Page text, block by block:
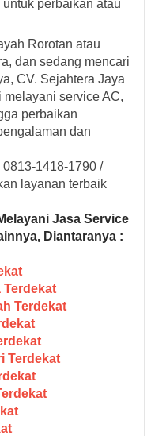
untuk perbaikan atau
Rorotan atau
, dan sedang mencari
CV. Sejahtera Jaya
service AC,
perbaikan
dan
0813-1418-1790 /
layanan terbaik
Jasa Service
Diantaranya :
Terdekat
Terdekat
Terdekat